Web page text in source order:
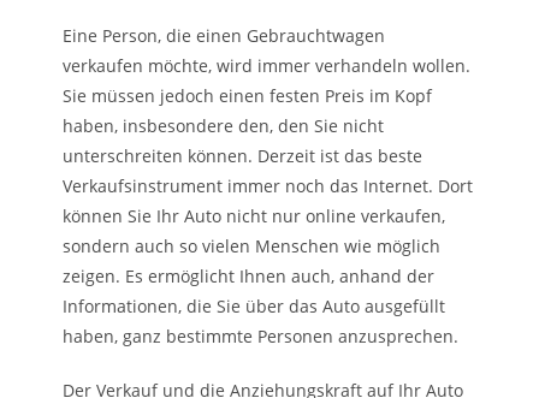
Eine Person, die einen Gebrauchtwagen
verkaufen möchte, wird immer verhandeln wollen.
Sie müssen jedoch einen festen Preis im Kopf
haben, insbesondere den, den Sie nicht
unterschreiten können. Derzeit ist das beste
Verkaufsinstrument immer noch das Internet. Dort
können Sie Ihr Auto nicht nur online verkaufen,
sondern auch so vielen Menschen wie möglich
zeigen. Es ermöglicht Ihnen auch, anhand der
Informationen, die Sie über das Auto ausgefüllt
haben, ganz bestimmte Personen anzusprechen.
Der Verkauf und die Anziehungskraft auf Ihr Auto